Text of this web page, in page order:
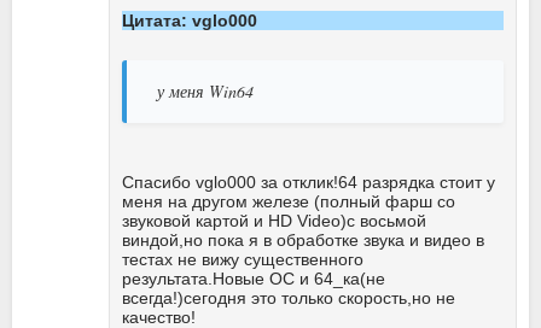
Цитата: vglo000
у меня Win64
Спасибо vglo000 за отклик!64 разрядка стоит у
меня на другом железе (полный фарш со
звуковой картой и HD Video)с восьмой
виндой,но пока я в обработке звука и видео в
тестах не вижу существенного
результата.Новые ОС и 64_ка(не
всегда!)сегодня это только скорость,но не
качество!